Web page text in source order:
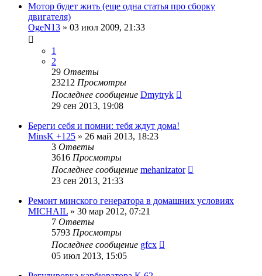
Мотор будет жить (еще одна статья про сборку
двигателя)
OgeN13 » 03 июл 2009, 21:33
1
2
29 Ответы
23212 Просмотры
Последнее сообщение Dmytryk
29 сен 2013, 19:08
Береги себя и помни: тебя ждут дома!
MinsK +125 » 26 май 2013, 18:23
3 Ответы
3616 Просмотры
Последнее сообщение mehanizator
23 сен 2013, 21:33
Ремонт минского генератора в домашних условиях
MICHAIL » 30 мар 2012, 07:21
7 Ответы
5793 Просмотры
Последнее сообщение gfcx
05 июл 2013, 15:05